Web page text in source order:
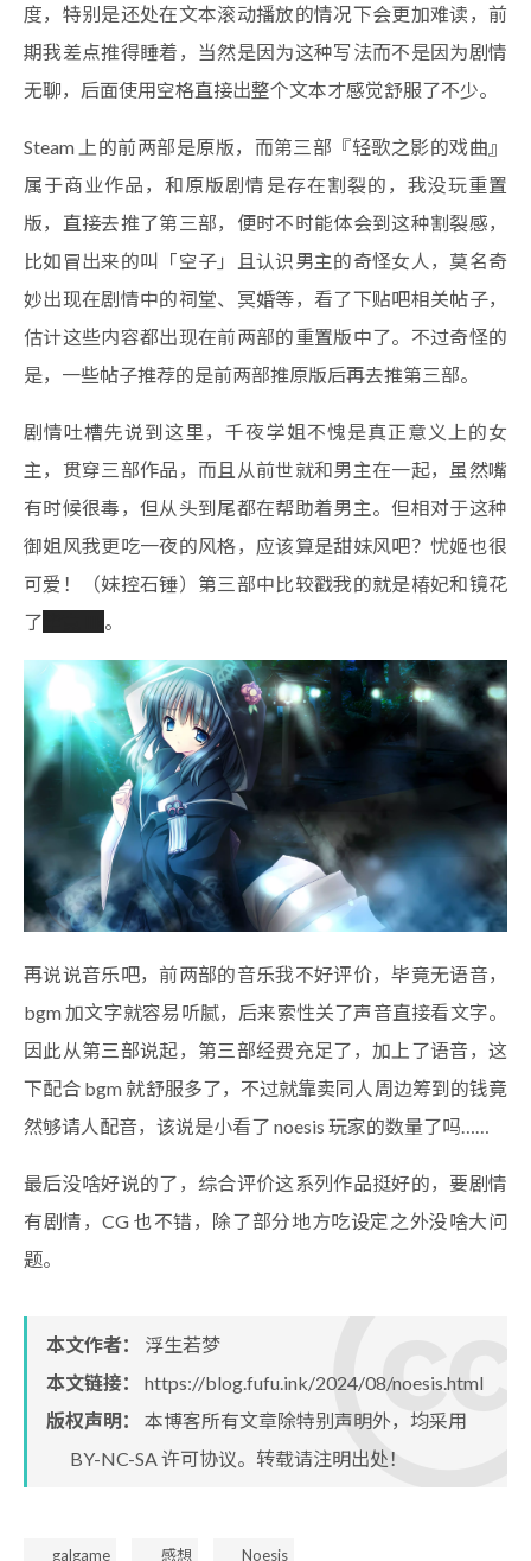
度，特别是还处在文本滚动播放的情况下会更加难读，前
期我差点推得睡着，当然是因为这种写法而不是因为剧情
无聊，后面使用空格直接出整个文本才感觉舒服了不少。
Steam 上的前两部是原版，而第三部『轻歌之影的戏曲』
属于商业作品，和原版剧情是存在割裂的，我没玩重置
版，直接去推了第三部，便时不时能体会到这种割裂感，
比如冒出来的叫「空子」且认识男主的奇怪女人，莫名奇
妙出现在剧情中的祠堂、冥婚等，看了下贴吧相关帖子，
估计这些内容都出现在前两部的重置版中了。不过奇怪的
是，一些帖子推荐的是前两部推原版后再去推第三部。
剧情吐槽先说到这里，千夜学姐不愧是真正意义上的女
主，贯穿三部作品，而且从前世就和男主在一起，虽然嘴
有时候很毒，但从头到尾都在帮助着男主。但相对于这种
御姐风我更吃一夜的风格，应该算是甜妹风吧？忧姬也很
可爱！（妹控石锤）第三部中比较戳我的就是椿妃和镜花
了
。
再说说音乐吧，前两部的音乐我不好评价，毕竟无语音，
bgm 加文字就容易听腻，后来索性关了声音直接看文字。
因此从第三部说起，第三部经费充足了，加上了语音，这
下配合 bgm 就舒服多了，不过就靠卖同人周边筹到的钱竟
然够请人配音，该说是小看了 noesis 玩家的数量了吗……
最后没啥好说的了，综合评价这系列作品挺好的，要剧情
有剧情，CG 也不错，除了部分地方吃设定之外没啥大问
题。
本文作者： 浮生若梦
本文链接：
https://blog.fufu.ink/2024/08/noesis.html
版权声明： 本博客所有文章除特别声明外，均采用
BY-NC-SA许可协议。转载请注明出处！
galgame 感想 Noesis